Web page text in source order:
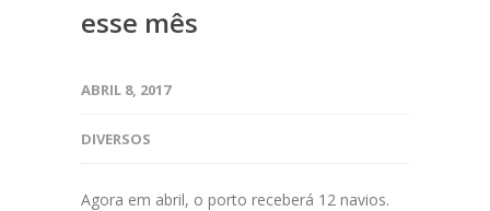
esse mês
ABRIL 8, 2017
DIVERSOS
Agora em abril, o porto receberá 12 navios.